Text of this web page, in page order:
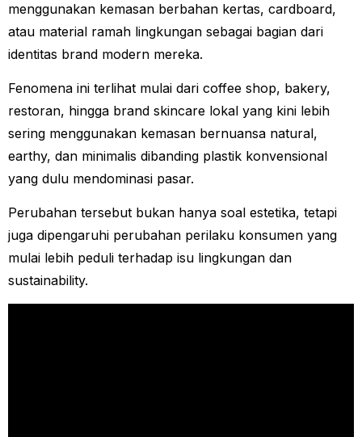
menggunakan kemasan berbahan kertas, cardboard,
atau material ramah lingkungan sebagai bagian dari
identitas brand modern mereka.
Fenomena ini terlihat mulai dari coffee shop, bakery,
restoran, hingga brand skincare lokal yang kini lebih
sering menggunakan kemasan bernuansa natural,
earthy, dan minimalis dibanding plastik konvensional
yang dulu mendominasi pasar.
Perubahan tersebut bukan hanya soal estetika, tetapi
juga dipengaruhi perubahan perilaku konsumen yang
mulai lebih peduli terhadap isu lingkungan dan
sustainability.